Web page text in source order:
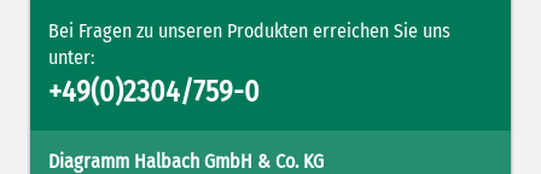
Bei Fragen zu unseren Produkten erreichen Sie uns
unter:
+49(0)2304/759-0
Diagramm Halbach GmbH & Co. KG